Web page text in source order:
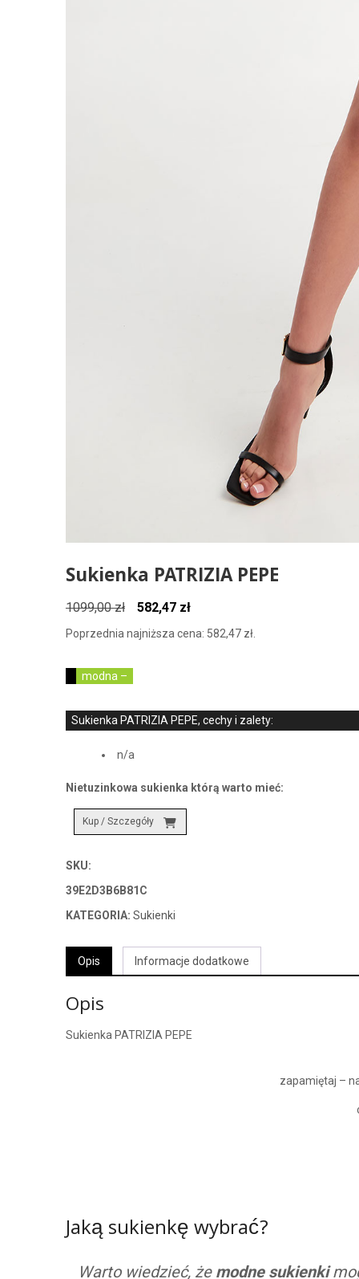
Sukienka PATRIZIA PEPE
1099,00zł
Pierwotna
cena
wynosiła:
582,47 złAktualna
cena
Poprzednia najniższa cena: 582,47 zł.
modna –
Sukienka PATRIZIA PEPE, cechy i zalety:
n/a
Nietuzinkowa sukienka którą warto mieć:
Kup / Szczegóły
SKU:
39E2D3B6B81C
KATEGORIA: Sukienki
Opis Informacje dodatkowe
Opis
Sukienka PATRIZIA PEPE
zapamiętaj –
Jaką sukienkę wybrać?
Warto wiedzieć, że modne sukienki